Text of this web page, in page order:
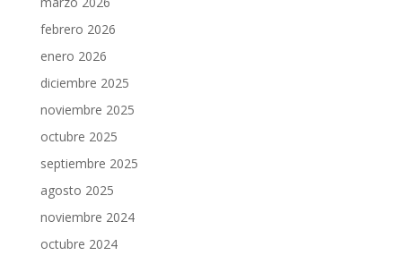
febrero 2026
enero 2026
diciembre 2025
noviembre 2025
octubre 2025
septiembre 2025
agosto 2025
noviembre 2024
octubre 2024